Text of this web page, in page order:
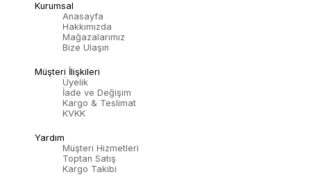
Kurumsal
Anasayfa
Hakkımızda
Mağazalarımız
Bize Ulaşın
Müşteri İlişkileri
Üyelik
İade ve Değişim
Kargo & Teslimat
KVKK
Yardım
Müşteri Hizmetleri
Toptan Satış
Kargo Takibi